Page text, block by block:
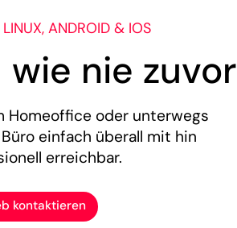
ANDROID & IOS
nie zuvor
Homeoffice oder unterwegs
einfach überall mit hin
erreichbar.
kontaktieren